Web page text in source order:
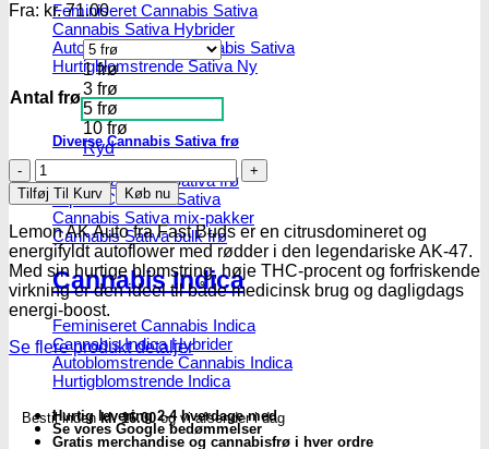
Feminiseret Cannabis Sativa
Cannabis Sativa Hybrider
Autoblomstrende Cannabis Sativa
Hurtigblomstrende Sativa
Diverse Cannabis Sativa frø
Billige Cannabis Sativa frø
Top 10 Cannabis Sativa
Cannabis Sativa mix-pakker
Cannabis Sativa bulk frø
Cannabis Indica
Feminiseret Cannabis Indica
Cannabis Indica Hybrider
Autoblomstrende Cannabis Indica
Hurtigblomstrende Indica
Fra: kr.71.00
Antal frø
1 frø
3 frø
5 frø
10 frø
Ryd
Lemon
AK
Auto
Fem.
cannabis
frø
-
FastBuds
Seeds
antal
Tilføj Til Kurv Køb nu
Lemon AK Auto fra Fast Buds er en citrusdomineret og
energifyldt autoflower med rødder i den legendariske AK-47.
Med sin hurtige blomstring, høje THC-procent og forfriskende
virkning er den ideel til både medicinsk brug og dagligdags
energi-boost.
Se flere produkt detaljer
Bestil indenkl. 16.00og vi afsender i dag
Hurtig levering 2-4 hverdage med
Se vores Google bedømmelser
Gratis merchandise og cannabisfrø i hver ordre